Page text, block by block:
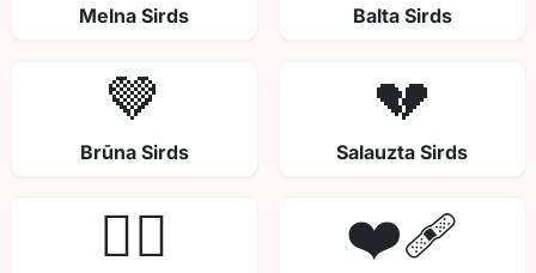
Melna Sirds Balta Sirds
🤎
Brūna Sirds
💔
Salauzta Sirds
❤️‍🔥 ❤️‍🩹